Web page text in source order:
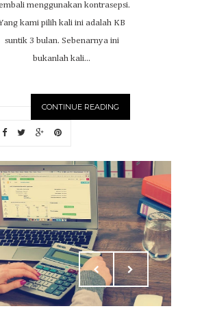
menggunakan kontrasepsi.
kami pilih kali ini adalah KB
suntik 3 bulan. Sebenarnya ini
bukanlah kali...
CONTINUE READING